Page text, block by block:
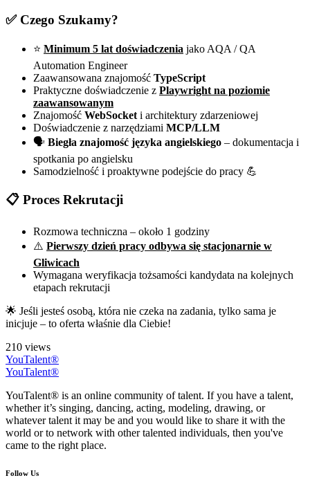
✅ Czego Szukamy?
⭐ Minimum 5 lat doświadczenia jako AQA / QA
Automation Engineer
Zaawansowana znajomość TypeScript
Praktyczne doświadczenie z Playwright na poziomie
zaawansowanym
Znajomość WebSocket i architektury zdarzeniowej
Doświadczenie z narzędziami MCP/LLM
🗣️ Biegła znajomość języka angielskiego – dokumentacja i
spotkania po angielsku
Samodzielność i proaktywne podejście do pracy 💪
📋 Proces Rekrutacji
Rozmowa techniczna – około 1 godziny
⚠️ Pierwszy dzień pracy odbywa się stacjonarnie w
Gliwicach
Wymagana weryfikacja tożsamości kandydata na kolejnych
etapach rekrutacji
🌟 Jeśli jesteś osobą, która nie czeka na zadania, tylko sama je
inicjuje – to oferta właśnie dla Ciebie!
210 views
YouTalent®
YouTalent®
YouTalent® is an online community of talent. If you have a talent,
whether it’s singing, dancing, acting, modeling, drawing, or
whatever talent it may be and you would like to share it with the
world or to network with other talented individuals, then you've
came to the right place.
Follow Us